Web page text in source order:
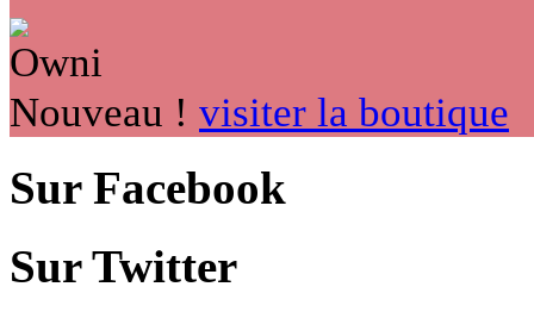
Nouveau ! visiter la boutique
Sur Facebook
Sur Twitter